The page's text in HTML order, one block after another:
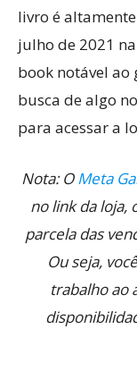
livro é
julho de 2021 na
book notável ao
busca de algo
para acessar a
Nota: OMeta
no link da loja,
parcela das
Ou seja,
trabalho ao